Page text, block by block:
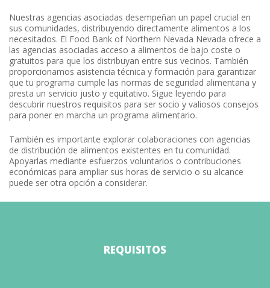
Nuestras agencias asociadas desempeñan un papel crucial en
sus comunidades, distribuyendo directamente alimentos a los
necesitados. El Food Bank of Northern Nevada Nevada ofrece a
las agencias asociadas acceso a alimentos de bajo coste o
gratuitos para que los distribuyan entre sus vecinos. También
proporcionamos asistencia técnica y formación para garantizar
que tu programa cumple las normas de seguridad alimentaria y
presta un servicio justo y equitativo. Sigue leyendo para
descubrir nuestros requisitos para ser socio y valiosos consejos
para poner en marcha un programa alimentario.
También es importante explorar colaboraciones con agencias
de distribución de alimentos existentes en tu comunidad.
Apoyarlas mediante esfuerzos voluntarios o contribuciones
económicas para ampliar sus horas de servicio o su alcance
puede ser otra opción a considerar.
REQUISITOS